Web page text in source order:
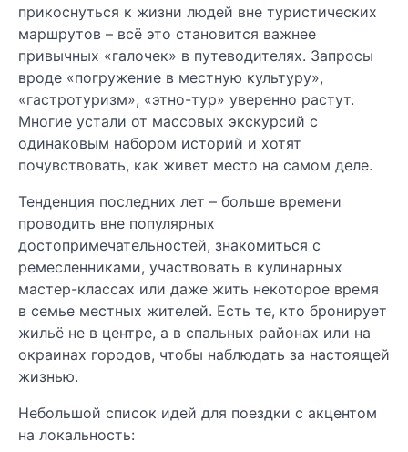
прикоснуться к жизни людей вне туристических
маршрутов – всё это становится важнее
привычных «галочек» в путеводителях. Запросы
вроде «погружение в местную культуру»,
«гастротуризм», «этно-тур» уверенно растут.
Многие устали от массовых экскурсий с
одинаковым набором историй и хотят
почувствовать, как живет место на самом деле.
Тенденция последних лет – больше времени
проводить вне популярных
достопримечательностей, знакомиться с
ремесленниками, участвовать в кулинарных
мастер-классах или даже жить некоторое время
в семье местных жителей. Есть те, кто бронирует
жильё не в центре, а в спальных районах или на
окраинах городов, чтобы наблюдать за настоящей
жизнью.
Небольшой список идей для поездки с акцентом
на локальность: